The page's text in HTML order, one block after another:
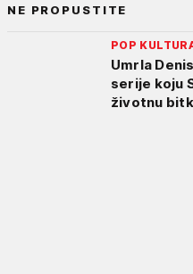
NE PROPUSTITE
POP
Umrla
serije koju
životnu